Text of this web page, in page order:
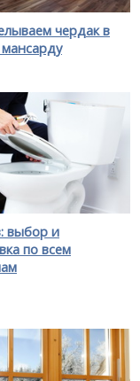
чердак в
выбор и
по всем